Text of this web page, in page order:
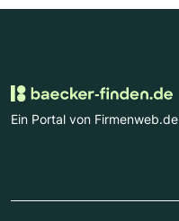
Ein Portal von Firmenweb.de